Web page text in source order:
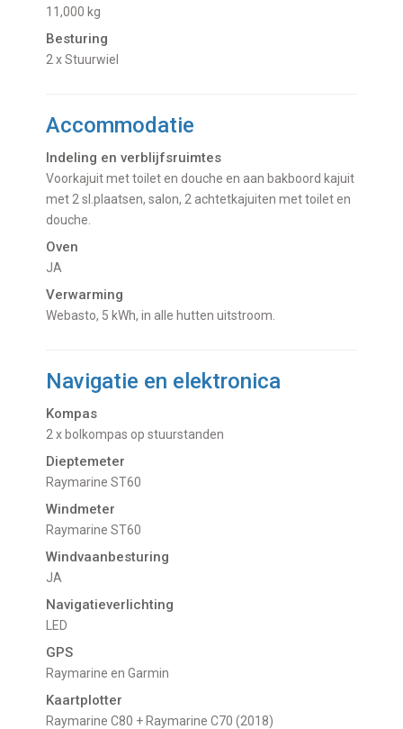
11,000 kg
Besturing
2 x Stuurwiel
Accommodatie
Indeling en verblijfsruimtes
Voorkajuit met toilet en douche en aan bakboord kajuit
met 2 sl.plaatsen, salon, 2 achtetkajuiten met toilet en
douche.
Oven
JA
Verwarming
Webasto, 5 kWh, in alle hutten uitstroom.
Navigatie en elektronica
Kompas
2 x bolkompas op stuurstanden
Dieptemeter
Raymarine ST60
Windmeter
Raymarine ST60
Windvaanbesturing
JA
Navigatieverlichting
LED
GPS
Raymarine en Garmin
Kaartplotter
Raymarine C80 + Raymarine C70 (2018)